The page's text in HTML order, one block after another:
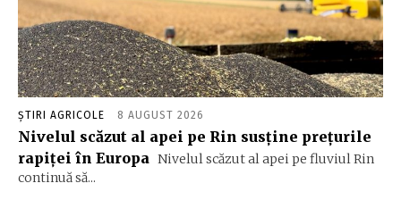
ȘTIRI AGRICOLE 8 AUGUST 2026
Nivelul scăzut al apei pe Rin susține prețurile
rapiței în Europa Nivelul scăzut al apei pe fluviul Rin
continuă să...